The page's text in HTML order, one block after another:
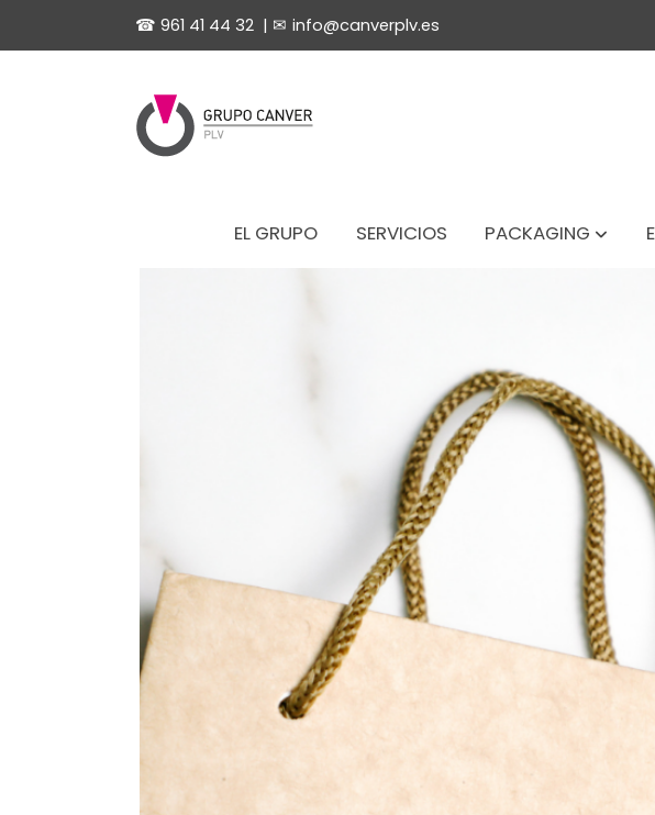
☎ 961 41 44 32 | ✉ info@canverplv.es
EL GRUPO SERVICIOS PACKAGING